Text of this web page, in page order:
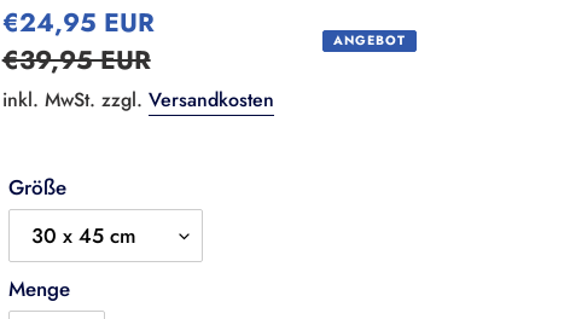
Sonderpreis
€24,95 EUR
€39,95 EUR
ANGEBOT
inkl. MwSt. zzgl. Versandkosten
Größe
Menge